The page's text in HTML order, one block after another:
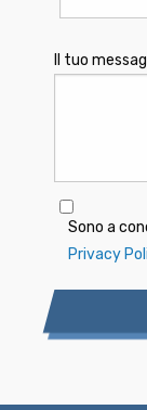
Il tuo
Sono a
Privacy